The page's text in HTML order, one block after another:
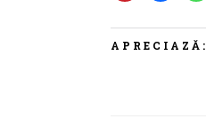
APRECIAZĂ: